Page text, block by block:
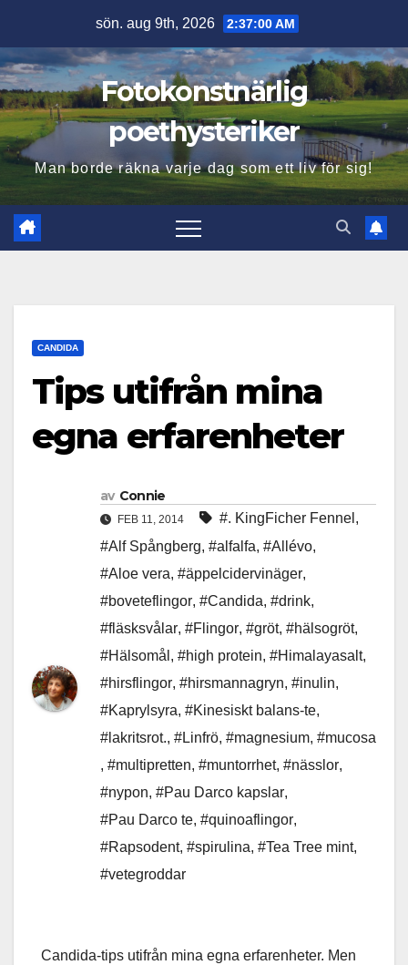
innehåll
sön. aug 9th, 2026 2:37:02 AM
Fotokonstnärlig
poethysteriker
Man borde räkna varje dag som ett liv för sig!
CANDIDA
Tips utifrån mina
egna erfarenheter
av Connie
FEB 11, 2014 #. KingFicher Fennel ,
#Alf Spångberg, #alfalfa, #Allévo,
#Aloe vera, #äppelcidervinäger,
#boveteflingor, #Candida, #drink,
#fläsksvålar, #Flingor, #gröt, #hälsogröt,
#Hälsomål , #high protein, #Himalayasalt,
#hirsflingor, #hirsmannagryn, #inulin,
#Kaprylsyra, #Kinesiskt balans-te,
#lakritsrot., #Linfrö, #magnesium, #mucosa
, #multipretten, #muntorrhet, #nässlor,
#nypon, #Pau Darco kapslar,
#Pau Darco te, #quinoaflingor,
#Rapsodent, #spirulina, #Tea Tree mint,
#vetegroddar
Candida-tips utifrån mina egna erfarenheter. Men